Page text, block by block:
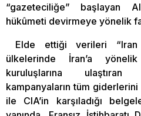
“gazeteciliğe” başlayan
hükûmeti devirmeye yönelik
Elde ettiği verileri “Iran
ülkelerinde İran’a
kuruluşlarına ulaştıran
kampanyaların tüm giderlerini
ile CIA’in karşıladığı